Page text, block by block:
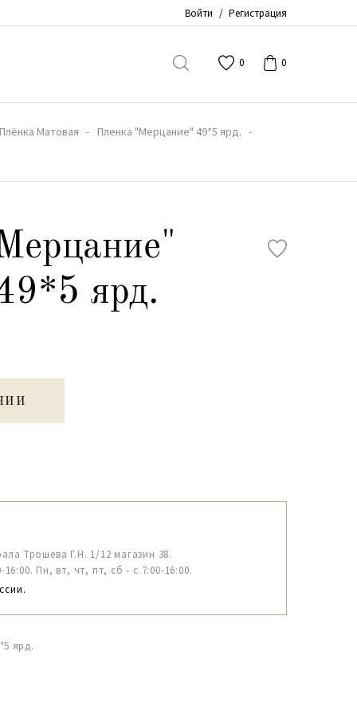
Войти / Регистрация
0 0
Плёнка Матовая
Пленка "Мерцание" 49*5 ярд.
ярд.
Трошева Г.Н. 1/12 магазин 38.
16:00. Пн, вт, чт, пт, сб - с 7:00-16:00.
ярд.